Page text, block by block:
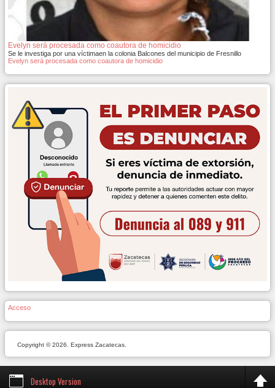
Evelyn será procesada como coautora de homicidio
Se le investiga por una víctimaen la colonia Balcones del municipio de Fresnillo
Evelyn será procesada como coautora de homicidio
Acceso
Copyright © 2026. Express Zacatecas.
Desktop Version